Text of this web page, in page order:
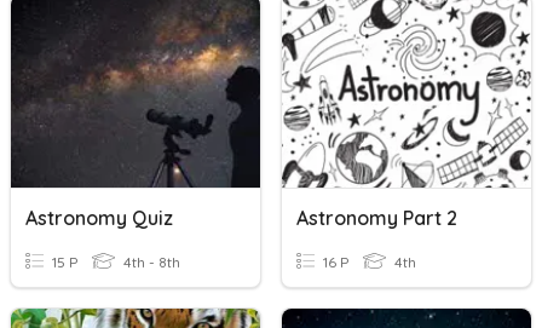
Astronomy Quiz
15 P 4th - 8th
Astronomy Part 2
16 P 4th